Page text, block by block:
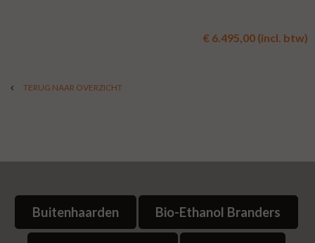
€ 6.495,00 (incl. btw)
TERUG NAAR OVERZICHT
Buitenhaarden Bio-Ethanol Branders